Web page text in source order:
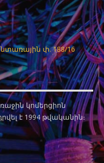
փ. 188/16
կոմերցիոն
է 1994 թվականին։